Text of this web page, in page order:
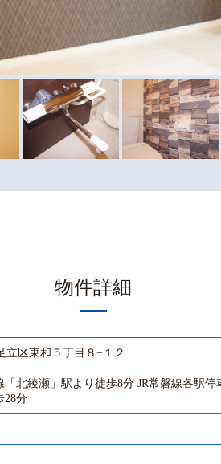
物件詳細
立区東和５丁目８−１２
北綾瀬」駅より徒歩8分 JR常磐線各駅
28分